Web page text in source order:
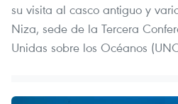
su visita al casco antiguo y
Niza, sede de la Tercera
Unidas sobre los Océanos